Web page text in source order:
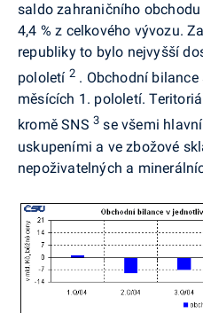
saldo zahraničního
4,4 % z celkového vývozu.
republiky to bylo nejvyšší
pololetí 2 . Obchodní
měsících 1. pololetí.
kromě SNS 3 se všemi
uskupeními a ve zbožové
nepoživatelných a